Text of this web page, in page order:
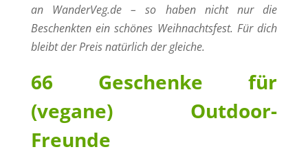
an WanderVeg.de – so haben nicht nur die
Beschenkten ein schönes Weihnachtsfest. Für dich
bleibt der Preis natürlich der gleiche.
66 Geschenke für
(vegane) Outdoor-
Freunde